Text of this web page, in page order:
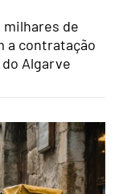
de
a contratação
Algarve